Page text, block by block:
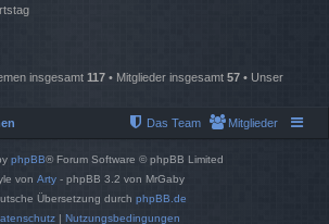
insgesamt 117 • Mitglieder insgesamt 57 • Unser
Mitglieder
Das Team
phpBB® Forum Software © phpBB Limited
von Arty - phpBB 3.2 von MrGaby
Übersetzung durch phpBB.de
| Nutzungsbedingungen